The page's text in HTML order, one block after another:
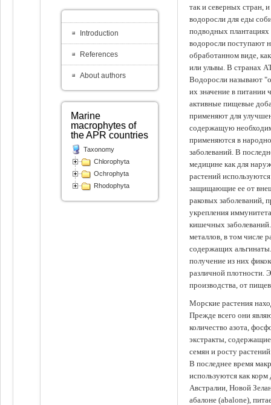
так и северных стран,
водоросли для еды
подводных
водоросли поступают
обработанном виде,
или ульвы. В странах
Водоросли называют
их значение в питании
активные пищевые
применяют для
содержащую
применяются в
заболеваний. В
медицине как для
растений
защищающие ее от
раковых заболеваний,
укрепления
кишечных
металлов, в том числе
содержащих
получение из них
различной плотности.
производства, от
Морские растения
Прежде всего они
количество азота,
экстракты,
семян и росту
В последнее время
используются как
Австралии, Новой
абалоне (abalone),
Introduction
References
About authors
Marine
macrophytes of
the APR countries
Taxonomy
Chlorophyta
Ochrophyta
Rhodophyta